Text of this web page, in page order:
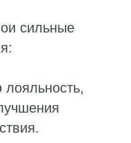
сильные